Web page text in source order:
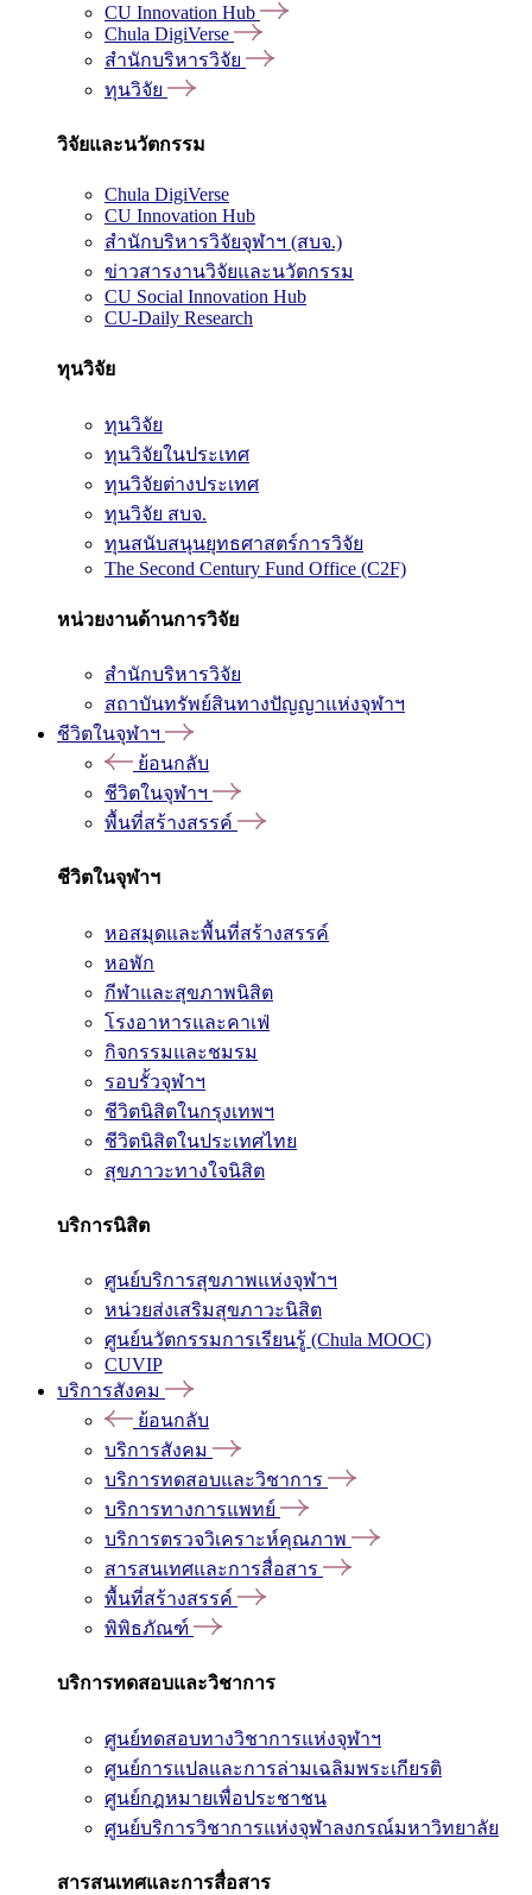
CU Innovation Hub
Chula DigiVerse
สำนักบริหารวิจัย
ทุนวิจัย
วิจัยและนวัตกรรม
Chula DigiVerse
CU Innovation Hub
สำนักบริหารวิจัยจุฬาฯ (สบจ.)
ข่าวสารงานวิจัยและนวัตกรรม
CU Social Innovation Hub
CU-Daily Research
ทุนวิจัย
ทุนวิจัย
ทุนวิจัยในประเทศ
ทุนวิจัยต่างประเทศ
ทุนวิจัย สบจ.
ทุนสนับสนุนยุทธศาสตร์การวิจัย
The Second Century Fund Office (C2F)
หน่วยงานด้านการวิจัย
สำนักบริหารวิจัย
สถาบันทรัพย์สินทางปัญญาแห่งจุฬาฯ
ชีวิตในจุฬาฯ
ย้อนกลับ
ชีวิตในจุฬาฯ
พื้นที่สร้างสรรค์
ชีวิตในจุฬาฯ
หอสมุดและพื้นที่สร้างสรรค์
หอพัก
กีฬาและสุขภาพนิสิต
โรงอาหารและคาเฟ่
กิจกรรมและชมรม
รอบรั้วจุฬาฯ
ชีวิตนิสิตในกรุงเทพฯ
ชีวิตนิสิตในประเทศไทย
สุขภาวะทางใจนิสิต
บริการนิสิต
ศูนย์บริการสุขภาพแห่งจุฬาฯ
หน่วยส่งเสริมสุขภาวะนิสิต
ศูนย์นวัตกรรมการเรียนรู้ (Chula MOOC)
CUVIP
บริการสังคม
ย้อนกลับ
บริการสังคม
บริการทดสอบและวิชาการ
บริการทางการแพทย์
บริการตรวจวิเคราะห์คุณภาพ
สารสนเทศและการสื่อสาร
พื้นที่สร้างสรรค์
พิพิธภัณฑ์
บริการทดสอบและวิชาการ
ศูนย์ทดสอบทางวิชาการแห่งจุฬาฯ
ศูนย์การแปลและการล่ามเฉลิมพระเกียรติ
ศูนย์กฎหมายเพื่อประชาชน
ศูนย์บริการวิชาการแห่งจุฬาลงกรณ์มหาวิทยาลัย
สารสนเทศและการสื่อสาร